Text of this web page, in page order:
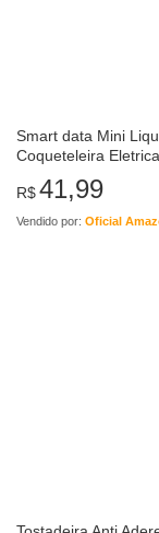
Smart data Mini
Coqueteleira
R$41,99
Vendido por: Oficial